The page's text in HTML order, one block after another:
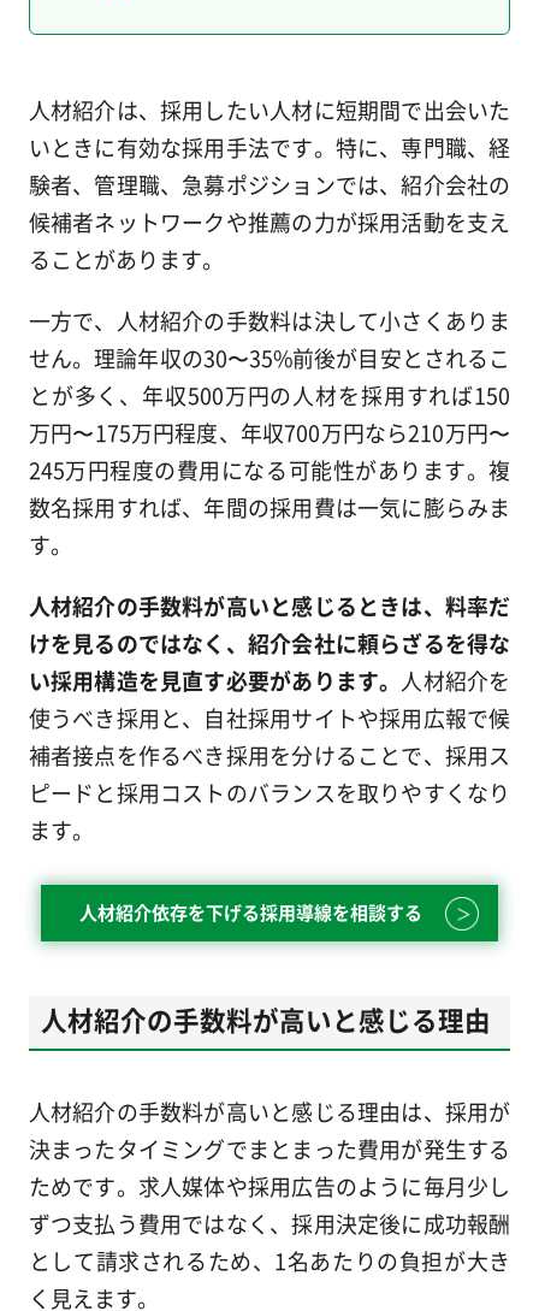
人材紹介は、採用したい人材に短期間で出会いた
いときに有効な採用手法です。特に、専門職、経
験者、管理職、急募ポジションでは、紹介会社の
候補者ネットワークや推薦の力が採用活動を支え
ることがあります。
一方で、人材紹介の手数料は決して小さくありま
せん。理論年収の30〜35%前後が目安とされるこ
とが多く、年収500万円の人材を採用すれば150
万円〜175万円程度、年収700万円なら210万円〜
245万円程度の費用になる可能性があります。複
数名採用すれば、年間の採用費は一気に膨らみま
す。
人材紹介の手数料が高いと感じるときは、料率だ
けを見るのではなく、紹介会社に頼らざるを得な
い採用構造を見直す必要があります。 人材紹介を
使うべき採用と、自社採用サイトや採用広報で候
補者接点を作るべき採用を分けることで、採用ス
ピードと採用コストのバランスを取りやすくなり
ます。
人材紹介依存を下げる採用導線を相談する
人材紹介の手数料が高いと感じる理由
人材紹介の手数料が高いと感じる理由は、採用が
決まったタイミングでまとまった費用が発生する
ためです。求人媒体や採用広告のように毎月少し
ずつ支払う費用ではなく、採用決定後に成功報酬
として請求されるため、1名あたりの負担が大き
く見えます。